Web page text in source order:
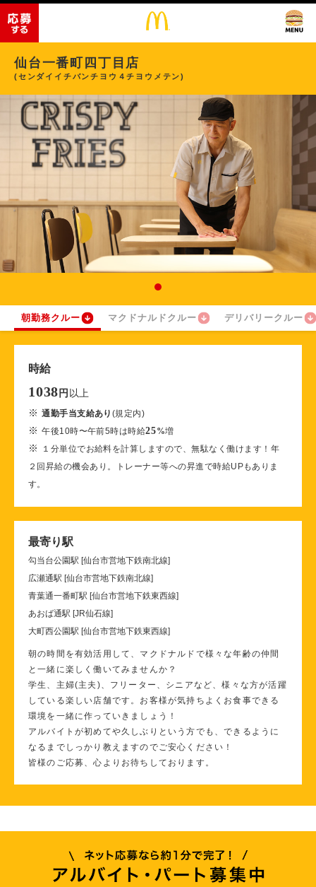
仙台一番町四丁目店
(センダイイチバンチヨウ４チヨウメテン)
朝勤務クルー マクドナルドクルー デリバリークルー
時給
1038 円 以上
※通勤手当支給あり (規定内)
※午後10時〜午前5時は時給25%増
※
１分単位でお給料を計算しますので、無駄なく働けます！年
２回昇給の機会あり。トレーナー等への昇進で時給UPもありま
す。
最寄り駅
勾当台公園駅 [仙台市営地下鉄南北線]
広瀬通駅 [仙台市営地下鉄南北線]
青葉通一番町駅 [仙台市営地下鉄東西線]
あおば通駅 [JR仙石線]
大町西公園駅 [仙台市営地下鉄東西線]
朝の時間を有効活用して、マクドナルドで様々な年齢の仲間
と一緒に楽しく働いてみませんか？
学生、主婦(主夫)、フリーター、シニアなど、様々な方が活躍
している楽しい店舗です。お客様が気持ちよくお食事できる
環境を一緒に作っていきましょう！
アルバイトが初めてや久しぶりという方でも、できるように
なるまでしっかり教えますのでご安心ください！
皆様のご応募、心よりお待ちしております。